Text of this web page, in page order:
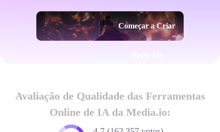
Começar a Criar
Avaliação de Qualidade das Ferramentas
Online de IA da Media.io: